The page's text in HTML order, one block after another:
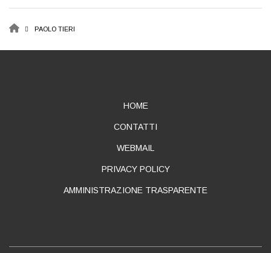
BREADCRUMB
PAOLO TIERI
HOME
CONTATTI
WEBMAIL
PRIVACY POLICY
AMMINISTRAZIONE TRASPARENTE